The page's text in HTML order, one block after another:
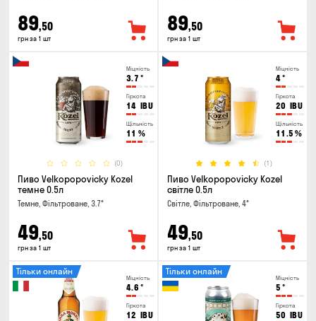
89,50
грн за 1 шт
89,50
грн за 1 шт
Міцність
3.7 °
Гіркота
14 IBU
Щільність
11 %
(0)
Пиво Velkopopovicky Kozel
темне 0.5л
Темне, Фільтроване, 3.7°
49,50
грн за 1 шт
Міцність
4°
Гіркота
20 IBU
Щільність
11.5 %
(1)
Пиво Velkopopovicky Kozel
світле 0.5л
Світле, Фільтроване, 4°
49,50
грн за 1 шт
Міцність
4.6 °
Гіркота
12 IBU
Тільки онлайн
Міцність
5 °
Гіркота
50 IBU
Тільки онлайн